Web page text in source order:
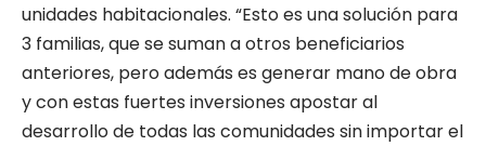
unidades habitacionales. “Esto es una solución para
3 familias, que se suman a otros beneficiarios
anteriores, pero además es generar mano de obra
y con estas fuertes inversiones apostar al
desarrollo de todas las comunidades sin importar el